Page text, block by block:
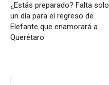
¿Estás preparado? Falta solo
un día para el regreso de
Elefante que enamorará a
Querétaro